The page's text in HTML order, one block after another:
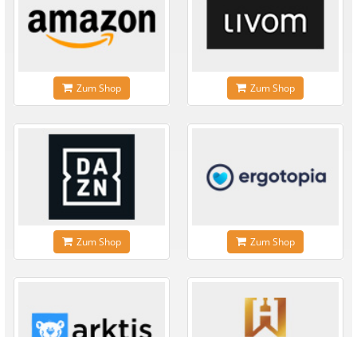
Zum Shop Zum Shop
Zum Shop Zum Shop